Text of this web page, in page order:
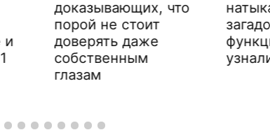
доказывающих, что
порой не стоит
доверять даже
собственным
глазам
узнали